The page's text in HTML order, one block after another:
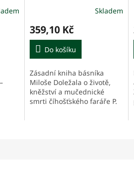
mučednické smrti
číhošťského faráře P.
Josefa Toufara
produktu
je
5,0
z
5
hvězdiček.
Skladem
359,10 Kč
Do košíku
Zásadní kniha básníka
Miloše Doležala o životě,
kněžství a mučednické
smrti číhošťského faráře P.